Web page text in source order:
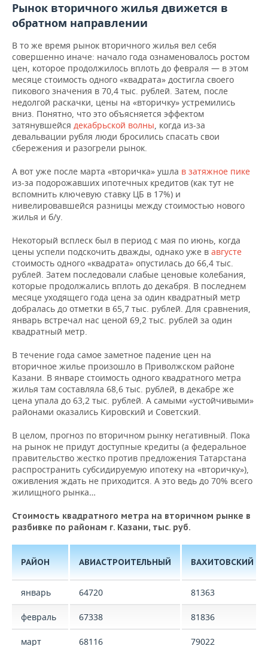
Рынок вторичного жилья движется в
обратном направлении
В то же время рынок вторичного жилья вел себя
совершенно иначе: начало года ознаменовалось ростом
цен, которое продолжилось вплоть до февраля — в этом
месяце стоимость одного «квадрата» достигла своего
пикового значения в 70,4 тыс. рублей. Затем, после
недолгой раскачки, цены на «вторичку» устремились
вниз. Понятно, что это объясняется эффектом
затянувшейся декабрьской волны, когда из-за
девальвации рубля люди бросились спасать свои
сбережения и разогрели рынок.
А вот уже после марта «вторичка» ушла в затяжное пике
из-за подорожавших ипотечных кредитов (как тут не
вспомнить ключевую ставку ЦБ в 17%) и
нивелировавшейся разницы между стоимостью нового
жилья и б/у.
Некоторый всплеск был в период с мая по июнь, когда
цены успели подскочить дважды, однако уже в августе
стоимость одного «квадрата» опустилась до 66,4 тыс.
рублей. Затем последовали слабые ценовые колебания,
которые продолжались вплоть до декабря. В последнем
месяце уходящего года цена за один квадратный метр
добралась до отметки в 65,7 тыс. рублей. Для сравнения,
январь встречал нас ценой 69,2 тыс. рублей за один
квадратный метр.
В течение года самое заметное падение цен на
вторичное жилье произошло в Приволжском районе
Казани. В январе стоимость одного квадратного метра
жилья там составляла 68,6 тыс. рублей, в декабре же
цена упала до 63,2 тыс. рублей. А самыми «устойчивыми»
районами оказались Кировский и Советский.
В целом, прогноз по вторичном рынку негативный. Пока
на рынок не придут доступные кредиты (а федеральное
правительство жестко против предложения Татарстана
распространить субсидируемую ипотеку на «вторичку»),
оживления ждать не приходится. А это ведь до 70% всего
жилищного рынка…
Стоимость квадратного метра на вторичном рынке в
разбивке по районам г. Казани, тыс. руб.
РАЙОН АВИАСТРОИТЕЛЬНЫЙ ВАХИТОВСКИЙ
январь 64720 81363
февраль 67338 81836
март 68116 79022